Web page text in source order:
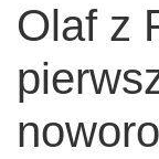
Olaf z